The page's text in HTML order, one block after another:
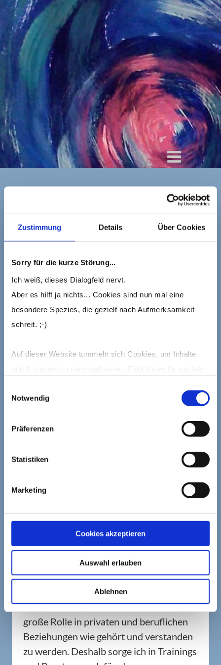
Zustimmung Details Über Cookies
Sorry für die kurze Störung...
Ich weiß, dieses Dialogfeld nervt.
Aber es hilft ja nichts... Cookies sind nun mal eine
besondere Spezies, die gezielt nach Aufmerksamkeit
schreit. ;-)
Auf dieser Website tummeln sich Cookies, um Inhalte
Website zu analysieren.
Mehr dazu erfährst Du in meiner Cookie-Erklärung und in
Notwendig
Präferenzen
Statistiken
Marketing
Cookies akzeptieren
Auswahl erlauben
Ablehnen
Barbara Wanning
Hallo, ich bin Barbara Wanning und seit
2009 habe ich mich endgültig dem
Thema "Kommunikation" verschrieben.
Denn nichts spielt für mich eine ähnlich
große Rolle in privaten und beruflichen
Beziehungen wie gehört und verstanden
zu werden. Deshalb sorge ich in Trainings